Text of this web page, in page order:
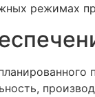
режимах